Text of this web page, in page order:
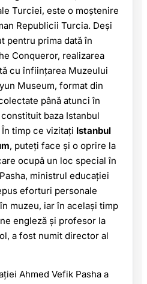
Turciei, este o moștenire
Republicii Turcia. Deși
pentru prima dată în
Conqueror, realizarea
cu înființarea Muzeului
Museum, format din
până atunci în
baza Istanbul
timp ce vizitați Istanbul
, puteți face și o oprire la
ocupă un loc special în
ministrul educației
eforturi personale
muzeu, iar în același timp
engleză și profesor la
a fost numit director al
Ahmed Vefik Pasha a